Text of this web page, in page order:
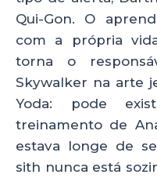
Qui-Gon. O
com a própria
torna o
Skywalker na arte
Yoda: pode
treinamento de
estava longe de
sith nunca está